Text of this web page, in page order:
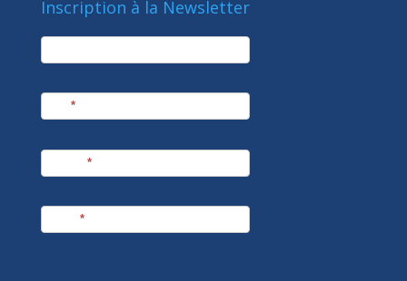
Inscription à la Newsletter
newsletter
*
*
*